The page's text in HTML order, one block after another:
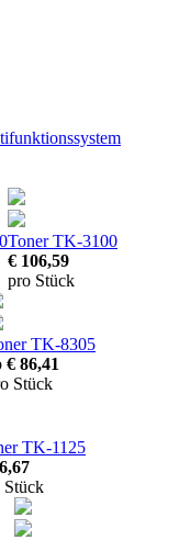
Toner TK-3100
€ 106,59
pro Stück
TK-8305
€ 86,41
Stück
TK-1125
Stück